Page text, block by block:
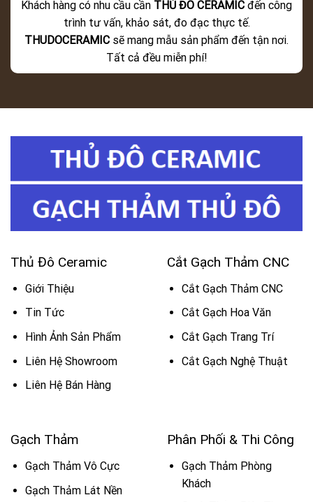
Khách hàng có nhu cầu cần THỦ ĐÔ CERAMIC đến công
trình tư vấn, khảo sát, đo đạc thực tế.
THUDOCERAMIC sẽ mang mẫu sản phẩm đến tận nơi.
Tất cả đều miễn phí!
Thủ Đô Ceramic
Giới Thiệu
Tin Tức
Hình Ảnh Sản Phẩm
Liên Hệ Showroom
Liên Hệ Bán Hàng
Cắt Gạch Thảm CNC
Cắt Gạch Thảm CNC
Cắt Gạch Hoa Văn
Cắt Gạch Trang Trí
Cắt Gạch Nghệ Thuật
Gạch Thảm
Gạch Thảm Vô Cực
Gạch Thảm Lát Nền
Phân Phối & Thi Công
Gạch Thảm Phòng
Khách